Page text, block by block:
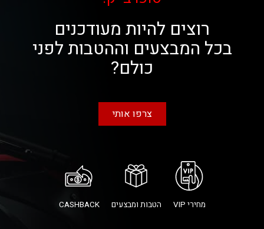
רוצים להיות מעודכנים
בכל המבצעים וההטבות לפני
כולם?
צרפו אותי
מחירי VIP הטבות ומבצעים CASHBACK